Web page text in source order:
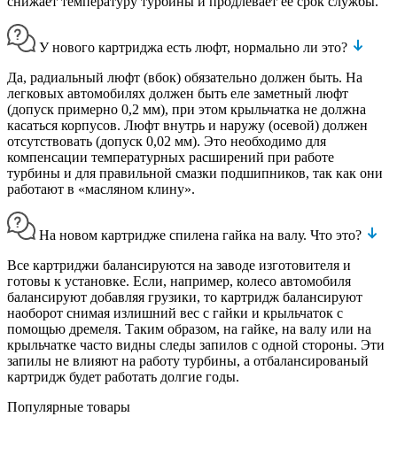
У нового картриджа есть люфт, нормально ли это?
Да, радиальный люфт (вбок) обязательно должен быть. На
легковых автомобилях должен быть еле заметный люфт
(допуск примерно 0,2 мм), при этом крыльчатка не должна
касаться корпусов. Люфт внутрь и наружу (осевой) должен
отсутствовать (допуск 0,02 мм). Это необходимо для
компенсации температурных расширений при работе
турбины и для правильной смазки подшипников, так как они
работают в «масляном клину».
На новом картридже спилена гайка на валу. Что это?
Все картриджи балансируются на заводе изготовителя и
готовы к установке. Если, например, колесо автомобиля
балансируют добавляя грузики, то картридж балансируют
наоборот снимая излишний вес с гайки и крыльчаток с
помощью дремеля. Таким образом, на гайке, на валу или на
крыльчатке часто видны следы запилов с одной стороны. Эти
запилы не влияют на работу турбины, а отбалансированый
картридж будет работать долгие годы.
Популярные товары